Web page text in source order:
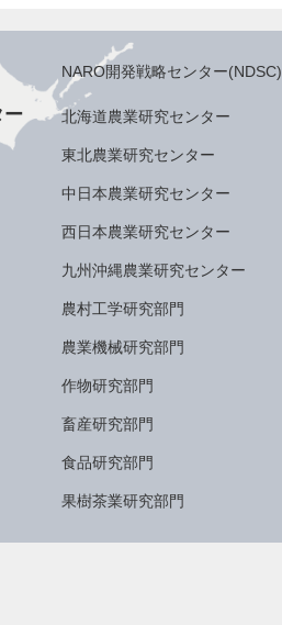
NARO開発戦略センター(NDSC)
ー 北海道農業研究センター
東北農業研究センター
中日本農業研究センター
西日本農業研究センター
九州沖縄農業研究センター
農村工学研究部門
農業機械研究部門
作物研究部門
畜産研究部門
食品研究部門
果樹茶業研究部門